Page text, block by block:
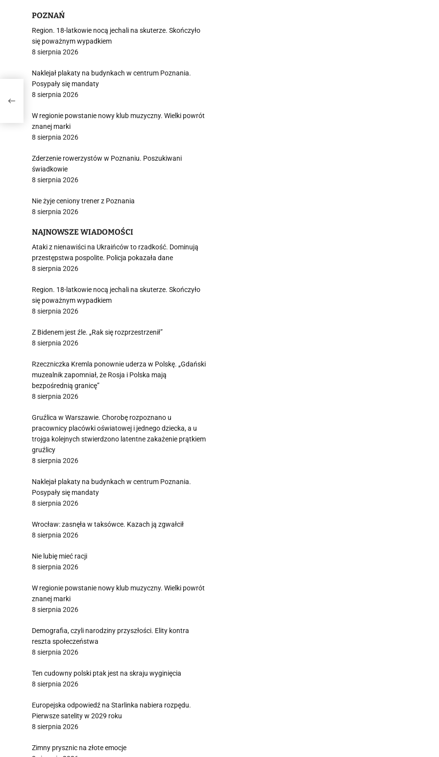
POZNAŃ
Region. 18-latkowie nocą jechali na skuterze. Skończyło
się poważnym wypadkiem
8 sierpnia 2026
Naklejał plakaty na budynkach w centrum Poznania.
Posypały się mandaty
8 sierpnia 2026
W regionie powstanie nowy klub muzyczny. Wielki powrót
znanej marki
8 sierpnia 2026
Zderzenie rowerzystów w Poznaniu. Poszukiwani
świadkowie
8 sierpnia 2026
Nie żyje ceniony trener z Poznania
8 sierpnia 2026
NAJNOWSZE WIADOMOŚCI
Ataki z nienawiści na Ukraińców to rzadkość. Dominują
przestępstwa pospolite. Policja pokazała dane
8 sierpnia 2026
Region. 18-latkowie nocą jechali na skuterze. Skończyło
się poważnym wypadkiem
8 sierpnia 2026
Z Bidenem jest źle. „Rak się rozprzestrzenił”
8 sierpnia 2026
Rzeczniczka Kremla ponownie uderza w Polskę. „Gdański
muzealnik zapomniał, że Rosja i Polska mają
bezpośrednią granicę”
8 sierpnia 2026
Gruźlica w Warszawie. Chorobę rozpoznano u
pracownicy placówki oświatowej i jednego dziecka, a u
trojga kolejnych stwierdzono latentne zakażenie prątkiem
gruźlicy
8 sierpnia 2026
Naklejał plakaty na budynkach w centrum Poznania.
Posypały się mandaty
8 sierpnia 2026
Wrocław: zasnęła w taksówce. Kazach ją zgwałcił
8 sierpnia 2026
Nie lubię mieć racji
8 sierpnia 2026
W regionie powstanie nowy klub muzyczny. Wielki powrót
znanej marki
8 sierpnia 2026
Demografia, czyli narodziny przyszłości. Elity kontra
reszta społeczeństwa
8 sierpnia 2026
Ten cudowny polski ptak jest na skraju wyginięcia
8 sierpnia 2026
Europejska odpowiedź na Starlinka nabiera rozpędu.
Pierwsze satelity w 2029 roku
8 sierpnia 2026
Zimny prysznic na złote emocje